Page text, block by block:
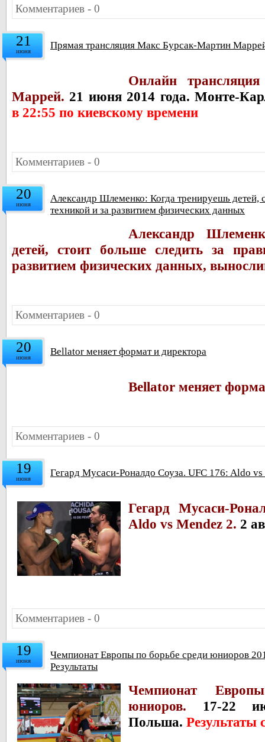
Комментариев - 0
21
июня Прямая трансляция Макс Бурсак-Мартин
Онлайн
Маррей. 21 июня 2014 года. Монте-
в 22:55 по киевскому времени
Комментариев - 0
20
июня
Александр Шлеменко: Когда тренируешь детей,
техникой и за развитием физических данных
Александр
детей, стоит больше следить за
развитием физических данных,
Комментариев - 0
20
июня Bellator меняет формат и директора
Bellator меняет
Комментариев - 0
19
июня Гегард Мусаси-Роналдо Соуза. UFC 176: Aldo
Гегард Мусаси-
Aldo vs Меndez 2. 2
Комментариев - 0
19
июня
Чемпионат Европы по борьбе среди юниоров
Результаты
Чемпионат
юниоров. 17-22
Польша. Результаты